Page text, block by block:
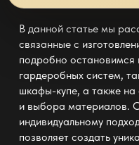
В данной статье мы
связанные с
подробно остановимся
гардеробных систем,
шкафы-купе, а также на
и выбора материалов.
индивидуальному
позволяет создать